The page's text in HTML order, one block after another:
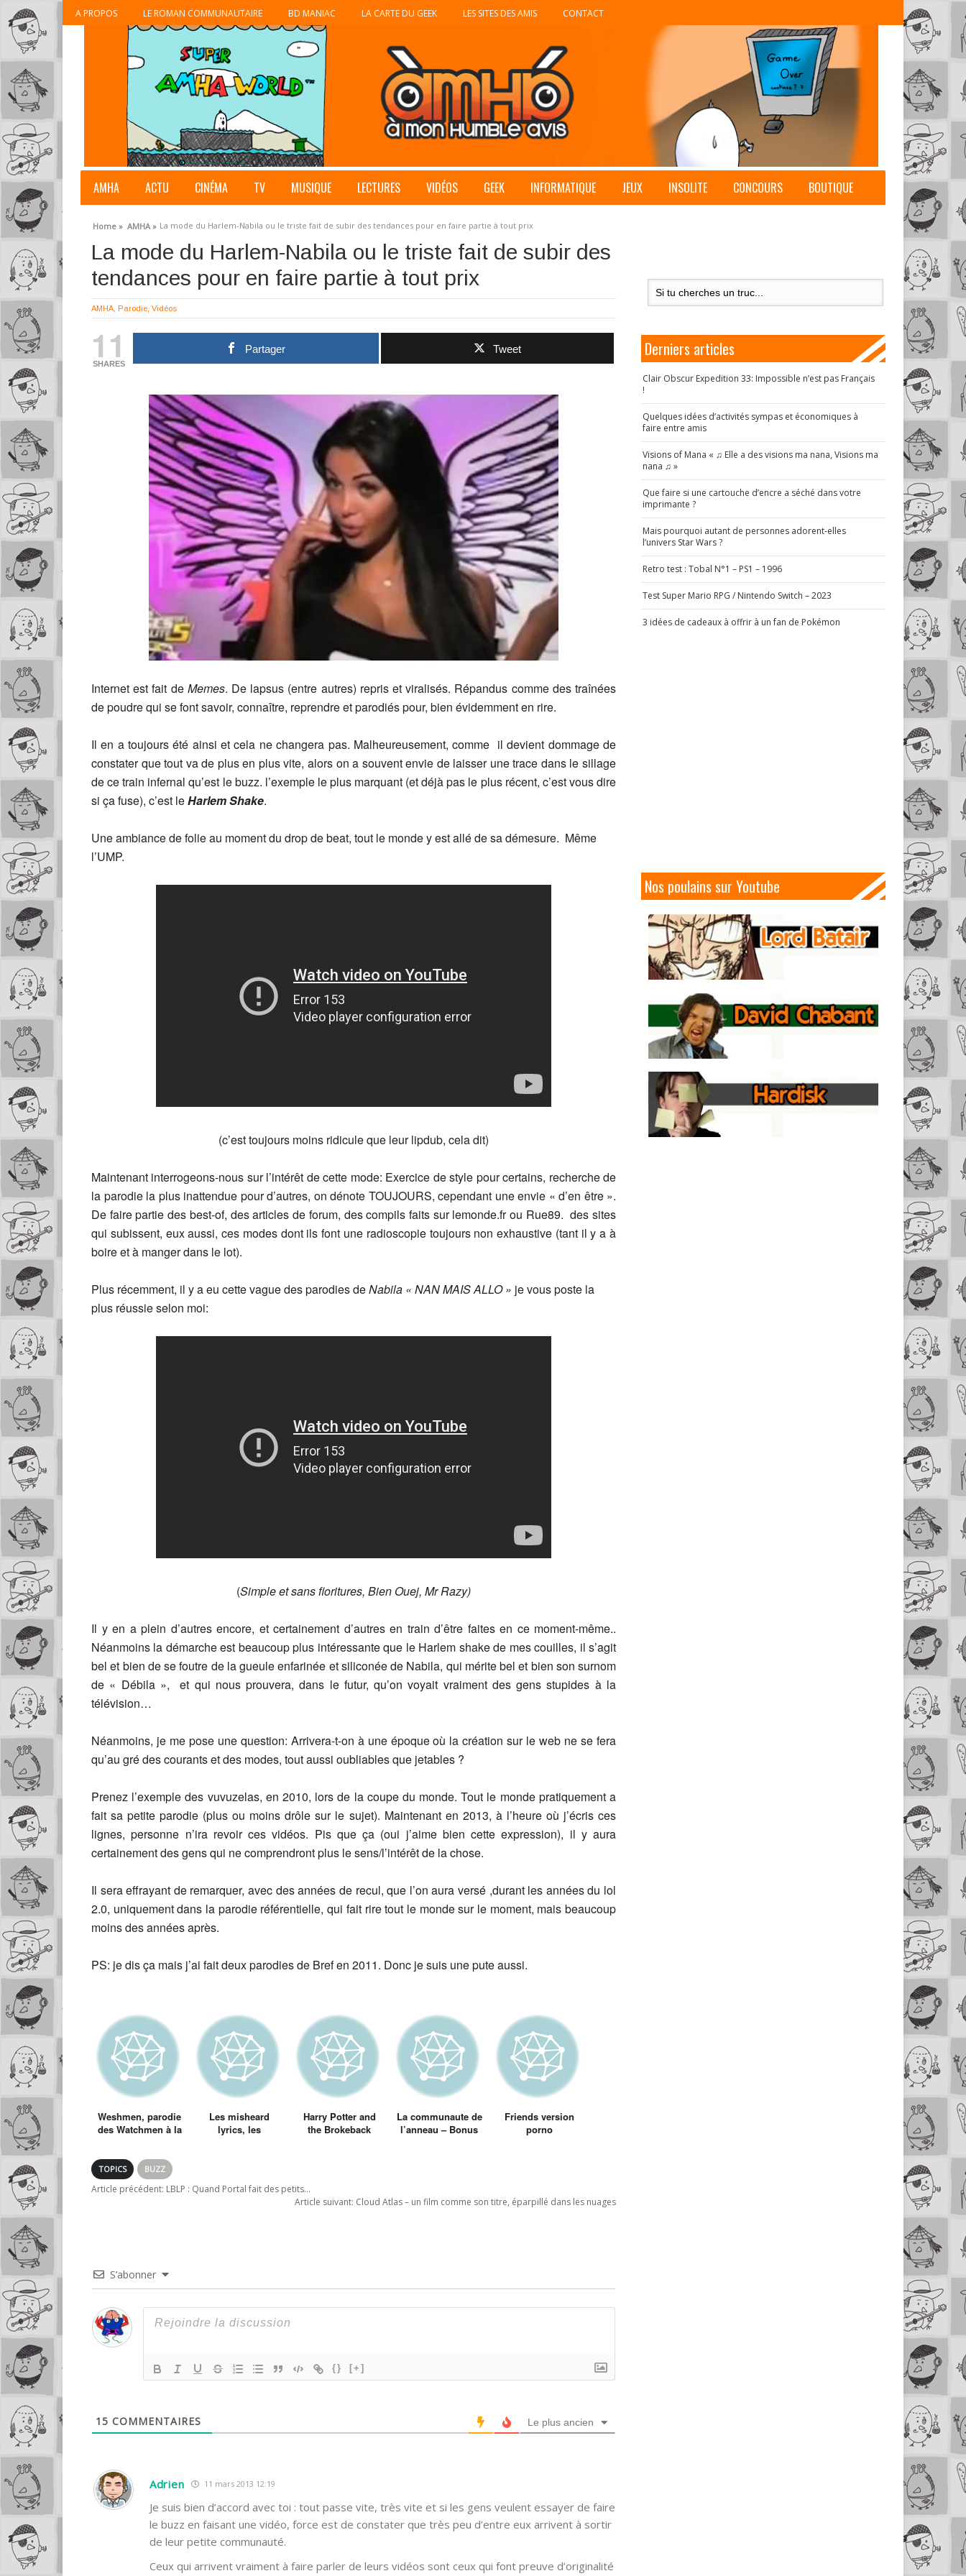
A PROPOS LE ROMAN COMMUNAUTAIRE BD MANIAC LA CARTE DU GEEK LES SITES DES AMIS CONTACT
AMHA ACTU CINÉMA TV MUSIQUE LECTURES VIDÉOS GEEK INFORMATIQUE JEUX INSOLITE CONCOURS BOUTIQUE
Home » AMHA » La mode du Harlem-Nabila ou le triste fait de subir des tendances pour en faire partie à tout prix
La mode du Harlem-Nabila ou le triste fait de subir des
tendances pour en faire partie à tout prix
AMHA Parodie Vidéos
11
SHARES
Partager Tweet
Internet est fait de Memes. De lapsus (entre autres) repris et viralisés. Répandus comme des traînées
de poudre qui se font savoir, connaître, reprendre et parodiés pour, bien évidemment en rire.
Il en a toujours été ainsi et cela ne changera pas. Malheureusement, comme il devient dommage de
constater que tout va de plus en plus vite, alors on a souvent envie de laisser une trace dans le sillage
de ce train infernal qu’est le buzz. l’exemple le plus marquant (et déjà pas le plus récent, c’est vous dire
si ça fuse), c’est leHarlem Shake.
Une ambiance de folie au moment du drop de beat, tout le monde y est allé de sa démesure. Même
l’UMP.
(c’est toujours moins ridicule que leur lipdub, cela dit)
Maintenant interrogeons-nous sur l’intérêt de cette mode: Exercice de style pour certains, recherche de
la parodie la plus inattendue pour d’autres, on dénote TOUJOURS, cependant une envie « d’en être ».
De faire partie des best-of, des articles de forum, des compils faits sur lemonde.fr ou Rue89. des sites
qui subissent, eux aussi, ces modes dont ils font une radioscopie toujours non exhaustive (tant il y a à
boire et à manger dans le lot).
Plus récemment, il y a eu cette vague des parodies deNabila « NAN MAIS ALLO » je vous poste la
plus réussie selon moi:
(Simple et sans fioritures, Bien Ouej, Mr Razy)
Il y en a plein d’autres encore, et certainement d’autres en train d’être faites en ce moment-même..
Néanmoins la démarche est beaucoup plus intéressante que le Harlem shake de mes couilles, il s’agit
bel et bien de se foutre de la gueule enfarinée et siliconée de Nabila, qui mérite bel et bien son surnom
de « Débila », et qui nous prouvera, dans le futur, qu’on voyait vraiment des gens stupides à la
télévision…
Néanmoins, je me pose une question: Arrivera-t-on à une époque où la création sur le web ne se fera
qu’au gré des courants et des modes, tout aussi oubliables que jetables ?
Prenez l’exemple des vuvuzelas, en 2010, lors de la coupe du monde. Tout le monde pratiquement a
fait sa petite parodie (plus ou moins drôle sur le sujet). Maintenant en 2013, à l’heure où j’écris ces
lignes, personne n’ira revoir ces vidéos. Pis que ça (oui j’aime bien cette expression), il y aura
certainement des gens qui ne comprendront plus le sens/l’intérêt de la chose.
Il sera effrayant de remarquer, avec des années de recul, que l’on aura versé ,durant les années du lol
2.0, uniquement dans la parodie référentielle, qui fait rire tout le monde sur le moment, mais beaucoup
moins des années après.
PS: je dis ça mais j’ai fait deux parodies de Bref en 2011. Donc je suis une pute aussi.
Weshmen, parodie
des Watchmen à la
Les misheard
lyrics, les
Harry Potter and
the Brokeback
La communaute de
l’anneau – Bonus
Friends version
porno
TOPICS BUZZ
Article précédent: LBLP : Quand Portal fait des petits…
Article suivant: Cloud Atlas – un film comme son titre, éparpillé dans les nuages
S’abonner
{} [+]
15 COMMENTAIRES Le plus ancien
Adrien 11 mars 2013 12:19
Je suis bien d’accord avec toi : tout passe vite, très vite et si les gens veulent essayer de faire
le buzz en faisant une vidéo, force est de constater que très peu d’entre eux arrivent à sortir
de leur petite communauté.
Ceux qui arrivent vraiment à faire parler de leurs vidéos sont ceux qui font preuve d’originalité
Derniers articles
Clair Obscur Expedition 33: Impossible n’est pas Français
!
Quelques idées d’activités sympas et économiques à
faire entre amis
Visions of Mana « ♫ Elle a des visions ma nana, Visions ma
nana ♫ »
Que faire si une cartouche d’encre a séché dans votre
imprimante ?
Mais pourquoi autant de personnes adorent-elles
l’univers Star Wars ?
Retro test : Tobal N°1 – PS1 – 1996
Test Super Mario RPG / Nintendo Switch – 2023
3 idées de cadeaux à offrir à un fan de Pokémon
Nos poulains sur Youtube